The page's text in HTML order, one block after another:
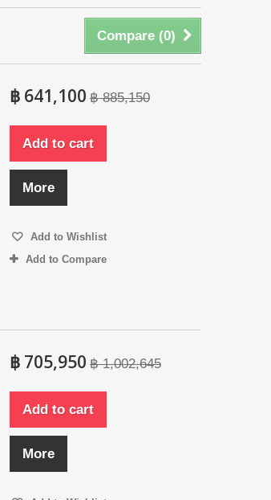
Compare (0)
฿ 641,100 ฿ 885,150
Add to cart
More
Add to Wishlist
Add to Compare
฿ 705,950 ฿ 1,002,645
Add to cart
More